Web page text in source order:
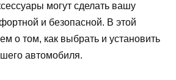
могут сделать вашу
и безопасной. В этой
о том, как выбрать и установить
автомобиля.